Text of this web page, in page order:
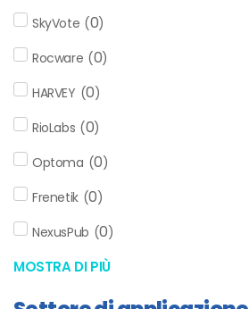
SkyVote (0)
Rocware (0)
HARVEY (0)
RioLabs (0)
Optoma (0)
Frenetik (0)
NexusPub (0)
MOSTRA DI PIÙ